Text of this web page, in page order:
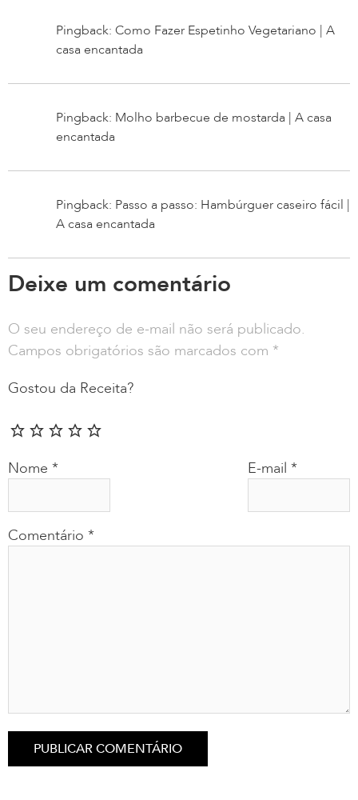
Pingback: Como Fazer Espetinho Vegetariano | A
casa encantada
Pingback: Molho barbecue de mostarda | A casa
encantada
Pingback: Passo a passo: Hambúrguer caseiro fácil |
A casa encantada
Deixe um comentário
O seu endereço de e-mail não será publicado.
Campos obrigatórios são marcados com *
Gostou da Receita?
Comentário *
Nome * E-mail *